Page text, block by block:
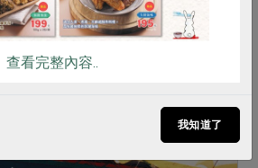
了在既有產品規畫和日常生活中
合作社將減塑的觸角伸向了「清
在雙和站裝設了第一台洗衣精
台南站、美術館站新增機台，服
大家共同創造更大的減塑力量。
查看完整內容..
我知道了